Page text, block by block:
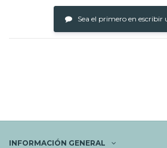
Sea el primero en escribir
INFORMACIÓN GENERAL